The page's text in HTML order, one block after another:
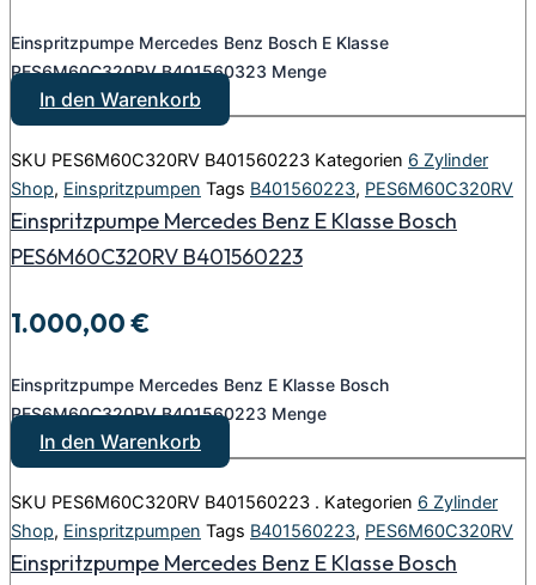
Einspritzpumpe Mercedes Benz Bosch E Klasse
PES6M60C320RV B401560323 Menge
In den Warenkorb
SKU PES6M60C320RV B401560223 Kategorien 6 Zylinder
Shop, Einspritzpumpen Tags B401560223, PES6M60C320RV
Einspritzpumpe Mercedes Benz E Klasse Bosch
PES6M60C320RV B401560223
1.000,00€
Einspritzpumpe Mercedes Benz E Klasse Bosch
PES6M60C320RV B401560223 Menge
In den Warenkorb
SKU PES6M60C320RV B401560223 . Kategorien 6 Zylinder
Shop, Einspritzpumpen Tags B401560223, PES6M60C320RV
Einspritzpumpe Mercedes Benz E Klasse Bosch